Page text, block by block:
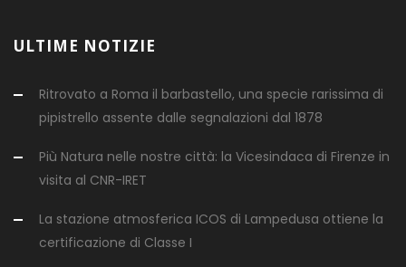
ULTIME NOTIZIE
Ritrovato a Roma il barbastello, una specie rarissima di
pipistrello assente dalle segnalazioni dal 1878
Più Natura nelle nostre città: la Vicesindaca di Firenze in
visita al CNR-IRET
La stazione atmosferica ICOS di Lampedusa ottiene la
certificazione di Classe I